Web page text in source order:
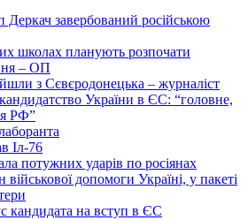
завербований російською
школах планують розпочати
– ОП
з Сєвєродонецька – журналіст
України в ЄС: “головне,
РФ”
Іл-76
потужних ударів по росіянах
допомоги Україні, у пакеті
кандидата на вступ в ЄС